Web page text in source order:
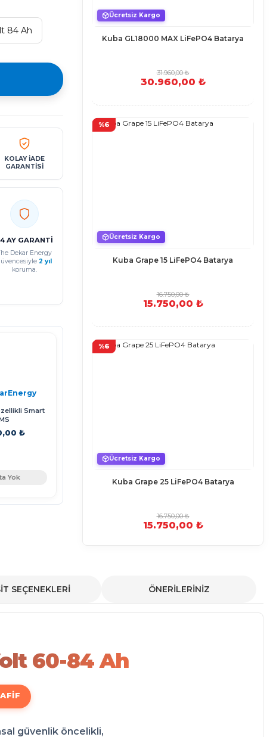
84 Ah
KOLAY İADE
GARANTİSİ
AY GARANTİ
Dekar Energy
2 yıl
koruma.
Smart
₺
Yok
Ücretsiz Kargo
Kuba GL18000 MAX LiFePO4 Batarya
31.960,00 ₺
30.960,00 ₺
%6
Ücretsiz Kargo
Kuba Grape 15 LiFePO4 Batarya
16.750,00 ₺
15.750,00 ₺
%6
Ücretsiz Kargo
Kuba Grape 25 LiFePO4 Batarya
16.750,00 ₺
15.750,00 ₺
SEÇENEKLERİ ÖNERİLERİNİZ
LiFePO4 Batarya 72 Volt 60-84 Ah teknolojisi sayesinde çok